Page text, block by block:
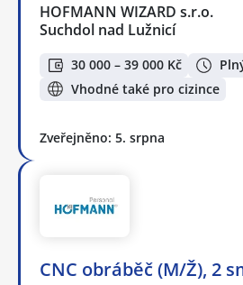
HOFMANN WIZARD s.r.o.
Suchdol nad Lužnicí
30 000 – 39 000 Kč
Vhodné také pro cizince
Zveřejněno: 5. srpna
CNC obráběč (M/Ž), 2